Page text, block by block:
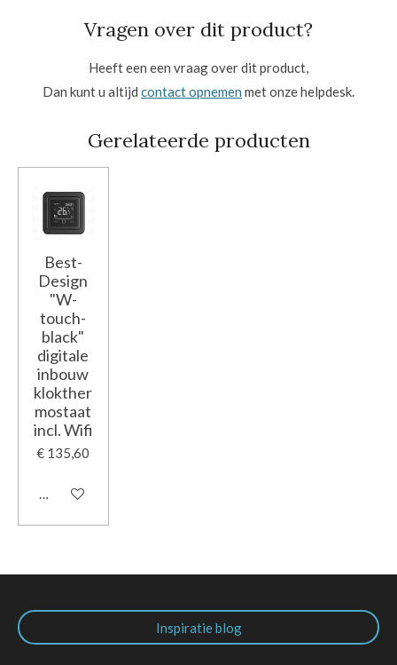
Vragen over dit product?
Heeft een een vraag over dit product,
Dan kunt u altijd contact opnemen met onze helpdesk.
Gerelateerde producten
Best-
Design
"W-
touch-
black"
digitale
inbouw
klokther
mostaat
incl. Wifi
€ 135,60
In winkelwagen
Inspiratie blog